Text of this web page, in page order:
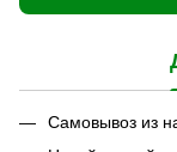
Самовывоз из